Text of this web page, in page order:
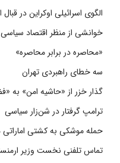
الگوی اسرائیلی اوکراین در قبال
خوانشی از منظر اقتصاد سیاسی
«محاصره در برابر محاصره»
سه خطای راهبردی تهران
گذار خزر از «حاشیه امن» به
ترامپ گرفتار در شن‌زار سیاسی
حمله موشکی به کشتی اماراتی
تماس تلفنی نخست وزیر